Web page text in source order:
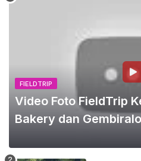
FIELDTRIP
Video Foto FieldTrip
Bakery dan